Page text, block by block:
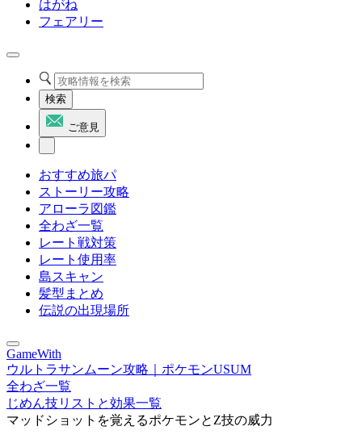
はがね
フェアリー
検索
ご意見
おすすめ旅パ
ストーリー攻略
アローラ図鑑
全わざ一覧
レート戦対策
レート使用率
島スキャン
髪型まとめ
伝説の出現場所
GameWith
ウルトラサンムーン攻略｜ポケモンUSUM
全わざ一覧
じめん技リストと効果一覧
マッドショットを覚えるポケモンとZ技の威力